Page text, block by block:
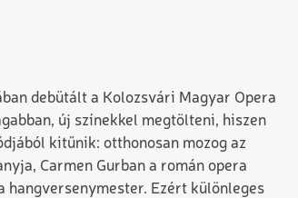
debütált a Kolozsvári Magyar Opera
új színekkel megtölteni, hiszen
kitűnik: otthonosan mozog az
Carmen Gurban a román opera
hangversenymester. Ezért különleges